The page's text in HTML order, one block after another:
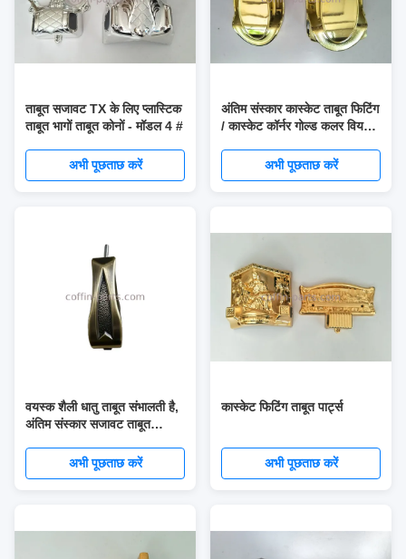
ताबूत सजावट TX के लिए प्लास्टिक
ताबूत भागों ताबूत कोनों - मॉडल 4 #
अभी पूछताछ करें
अंतिम संस्कार कास्केट ताबूत फिटिंग
/ कास्केट कॉर्नर गोल्ड कलर वियर
अभी पूछताछ करें
वयस्क शैली धातु ताबूत संभालती है,
अंतिम संस्कार सजावट ताबूत
अभी पूछताछ करें
कास्केट फिटिंग ताबूत पार्ट्स
अभी पूछताछ करें